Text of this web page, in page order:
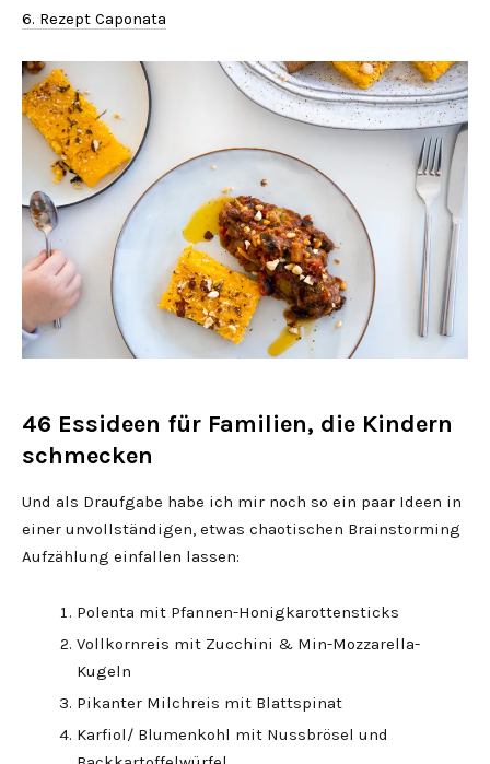
6. Rezept Caponata
46 Essideen für Familien, die Kindern
schmecken
Und als Draufgabe habe ich mir noch so ein paar Ideen in
einer unvollständigen, etwas chaotischen Brainstorming
Aufzählung einfallen lassen:
Polenta mit Pfannen-Honigkarottensticks
Vollkornreis mit Zucchini & Min-Mozzarella-
Kugeln
Pikanter Milchreis mit Blattspinat
Karfiol/ Blumenkohl mit Nussbrösel und